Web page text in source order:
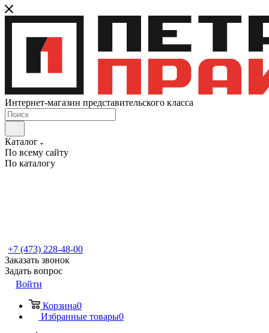
Интернет-магазин представительского класса
Каталог
По всему сайту
По каталогу
+7 (473) 228-48-00
Заказать звонок
Задать вопрос
Войти
Корзина0
Избранные товары0